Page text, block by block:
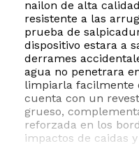
nailon de alta
resistente a las
prueba de
dispositivo estara a
derrames
agua no penetrara
limpiarla facilmente
cuenta con un
grueso,
reforzada en los
impactos de caidas